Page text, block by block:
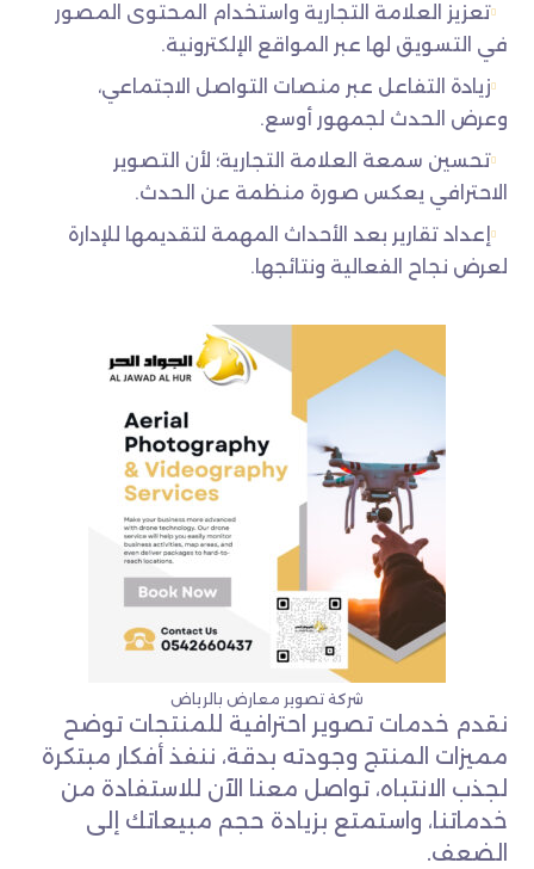
تعزيز العلامة التجارية واستخدام المحتوى المصور
في التسويق لها عبر المواقع الإلكترونية.
زيادة التفاعل عبر منصات التواصل الاجتماعي،
وعرض الحدث لجمهور أوسع.
تحسين سمعة العلامة التجارية؛ لأن التصوير
الاحترافي يعكس صورة منظمة عن الحدث.
إعداد تقارير بعد الأحداث المهمة لتقديمها للإدارة
لعرض نجاح الفعالية ونتائجها.
شركة تصوير معارض بالرياض
نقدم خدمات تصوير احترافية للمنتجات توضح
مميزات المنتج وجودته بدقة، ننفذ أفكار مبتكرة
لجذب الانتباه، تواصل معنا الآن للاستفادة من
خدماتنا، واستمتع بزيادة حجم مبيعاتك إلى
الضعف.